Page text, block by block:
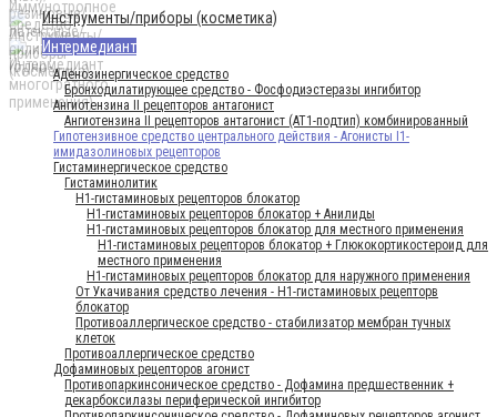
Инструменты/приборы (косметика)
Интермедиант
Аденозинергическое средство
Бронходилатирующее средство - Фосфодиэстеразы ингибитор
Ангиотензина II рецепторов антагонист
Ангиотензина II рецепторов антагонист (AT1-подтип) комбинированный
Гипотензивное средство центрального действия - Агонисты I1-
имидазолиновых рецепторов
Гистаминергическое средство
Гистаминолитик
H1-гистаминовых рецепторов блокатор
H1-гистаминовых рецепторов блокатор + Анилиды
H1-гистаминовых рецепторов блокатор для местного применения
H1-гистаминовых рецепторов блокатор + Глюкокортикостероид для
местного применения
H1-гистаминовых рецепторов блокатор для наружного применения
От Укачивания средство лечения - Н1-гистаминовых рецепторв
блокатор
Противоаллергическое средство - стабилизатор мембран тучных
клеток
Противоаллергическое средство
Дофаминовых рецепторов агонист
Противопаркинсоническое средство - Дофамина предшественник +
декарбоксилазы периферической ингибитор